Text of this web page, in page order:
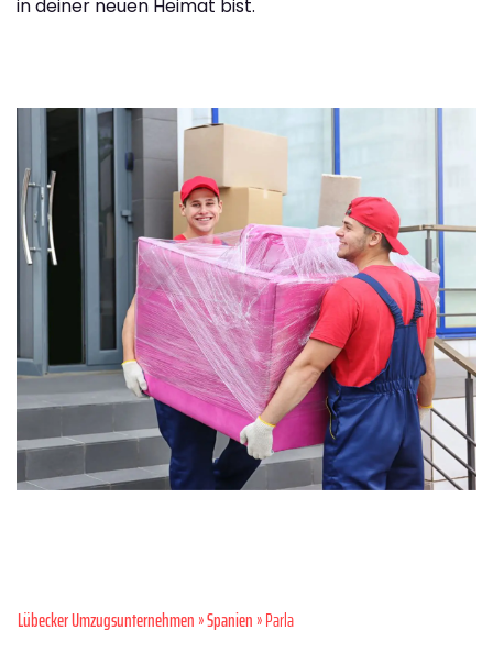
in deiner neuen Heimat bist.
Lübecker Umzugsunternehmen»Spanien» Parla